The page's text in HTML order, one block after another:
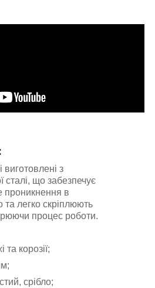
з
сталі, що забезпечує
проникнення в
та легко скріплюють
процес роботи.
та корозії;
срібло;